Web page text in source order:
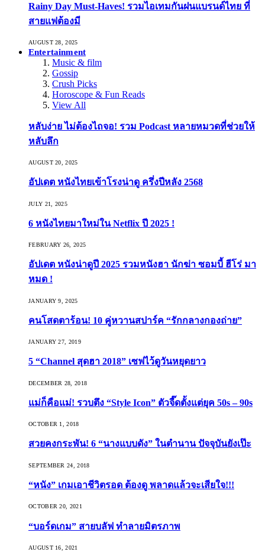
Rainy Day Must-Haves! รวมไอเทมกันฝนแบรนด์ไทย ที่
สายแฟต้องมี
AUGUST 28, 2025
Entertainment
Music & film
Gossip
Crush Picks
Horoscope & Fun Reads
View All
หลับง่าย ไม่ต้องไถจอ! รวม Podcast หลายหมวดที่ช่วยให้
หลับลึก
AUGUST 20, 2025
อัปเดต หนังไทยเข้าโรงน่าดู ครึ่งปีหลัง 2568
JULY 21, 2025
6 หนังไทยมาใหม่ใน Netflix ปี 2025 !
FEBRUARY 26, 2025
อัปเดต หนังน่าดูปี 2025 รวมหนังฮา นักฆ่า ซอมบี้ ฮีโร่ มา
หมด !
JANUARY 9, 2025
คนโสดตาร้อน! 10 คู่หวานสปาร์ค “รักกลางกองถ่าย”
JANUARY 27, 2019
5 “Channel สุดฮา 2018” เซฟไว้ดูวันหยุดยาว
DECEMBER 28, 2018
แม่ก็คือแม่! รวบตึง “Style Icon” ตัวจี๊ดตั้งแต่ยุค 50s – 90s
OCTOBER 1, 2018
สวยคงกระพัน! 6 “นางแบบดัง” ในตำนาน ปัจจุบันยังเป๊ะ
SEPTEMBER 24, 2018
“หนัง” เกมเอาชีวิตรอด ต้องดู พลาดแล้วจะเสียใจ!!!
OCTOBER 20, 2021
“บอร์ดเกม” สายบลัฟ ทำลายมิตรภาพ
AUGUST 16, 2021